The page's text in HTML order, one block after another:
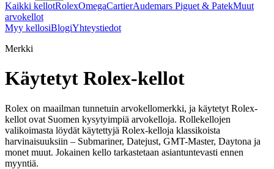
Kaikki kellotRolexOmegaCartierAudemars Piguet & PatekMuut
arvokellot
Myy kellosiBlogiYhteystiedot
Merkki
Käytetyt Rolex-kellot
Rolex on maailman tunnetuin arvokellomerkki, ja käytetyt Rolex-
kellot ovat Suomen kysytyimpiä arvokelloja. Rollekellojen
valikoimasta löydät käytettyjä Rolex-kelloja klassikoista
harvinaisuuksiin – Submariner, Datejust, GMT-Master, Daytona ja
monet muut. Jokainen kello tarkastetaan asiantuntevasti ennen
myyntiä.